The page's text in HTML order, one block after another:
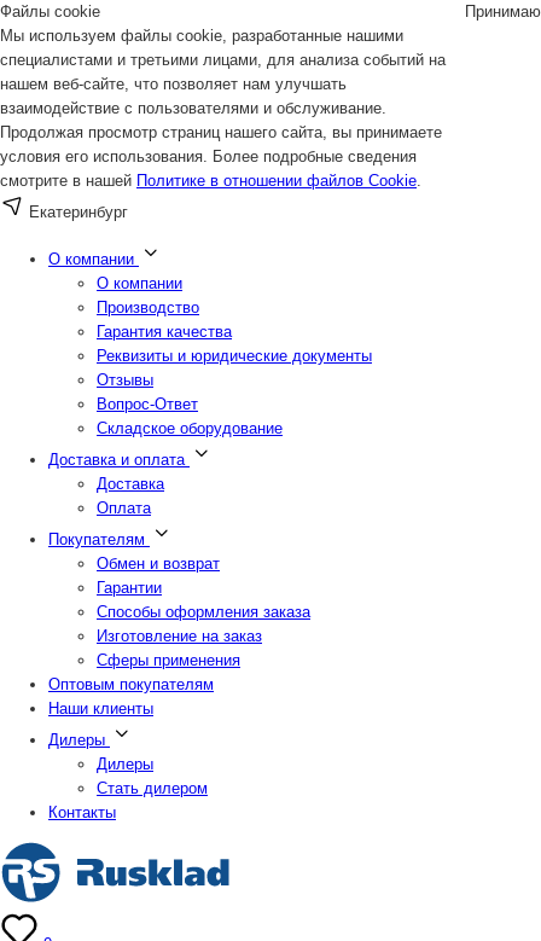
Файлы cookie
Мы используем файлы cookie, разработанные нашими
специалистами и третьими лицами, для анализа событий на
нашем веб-сайте, что позволяет нам улучшать
взаимодействие с пользователями и обслуживание.
Продолжая просмотр страниц нашего сайта, вы принимаете
условия его использования. Более подробные сведения
смотрите в нашей Политике в отношении файлов Cookie.
Принимаю
Екатеринбург
О компании
О компании
Производство
Гарантия качества
Реквизиты и юридические документы
Отзывы
Вопрос-Ответ
Складское оборудование
Доставка и оплата
Доставка
Оплата
Покупателям
Обмен и возврат
Гарантии
Способы оформления заказа
Изготовление на заказ
Сферы применения
Оптовым покупателям
Наши клиенты
Дилеры
Дилеры
Стать дилером
Контакты